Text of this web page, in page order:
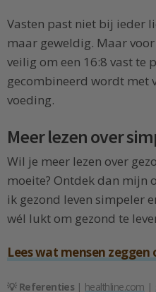
Vasten past niet bij ieder
maar geweldig. Maar
veilig om een 16:8 vast te
gecombineerd wordt met
voeding.
Meer lezen over
Wil je meer lezen over
moeite? Ontdek dan mijn
ik gezond leven simpeler
wél lukt om gezond te
Lees wat mensen
💡 Referenties | healthline.com |